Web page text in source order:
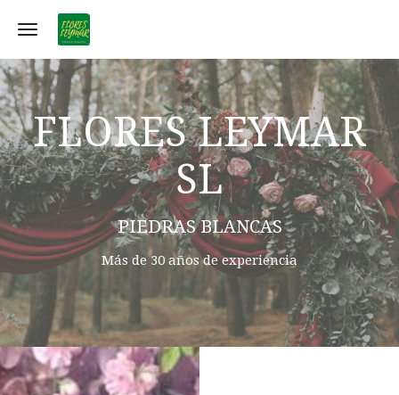
Toggle navigation
FLORES LEYMAR
SL
PIEDRAS BLANCAS
Más de 30 años de experiencia